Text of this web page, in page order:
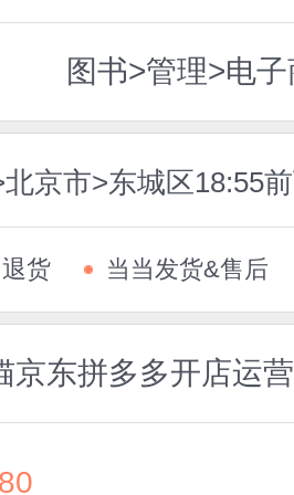
图书>管理>电
京市>东城区18:55
货 当当发货&售后
京东拼多多开店运营